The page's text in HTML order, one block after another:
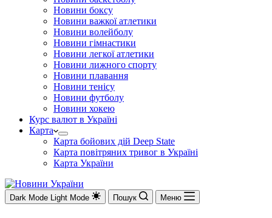
Новини боксу
Новини важкої атлетики
Новини волейболу
Новини гімнастики
Новини легкої атлетики
Новини лижного спорту
Новини плавання
Новини тенісу
Новини футболу
Новини хокею
Курс валют в Україні
Карта
Карта бойових дій Deep State
Карта повітряних тривог в Україні
Карта України
Dark Mode Light Mode Пошук Меню